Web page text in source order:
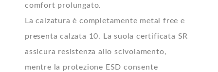
comfort prolungato.
La calzatura è completamente metal free e
presenta calzata 10. La suola certificata SR
assicura resistenza allo scivolamento,
mentre la protezione ESD consente